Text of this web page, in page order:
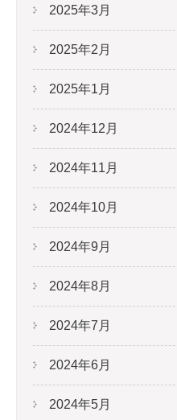
2025年3月
2025年2月
2025年1月
2024年12月
2024年11月
2024年10月
2024年9月
2024年8月
2024年7月
2024年6月
2024年5月